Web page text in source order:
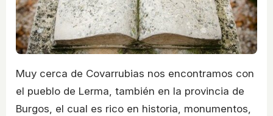
Muy cerca de Covarrubias nos encontramos con
el pueblo de Lerma, también en la provincia de
Burgos, el cual es rico en historia, monumentos,